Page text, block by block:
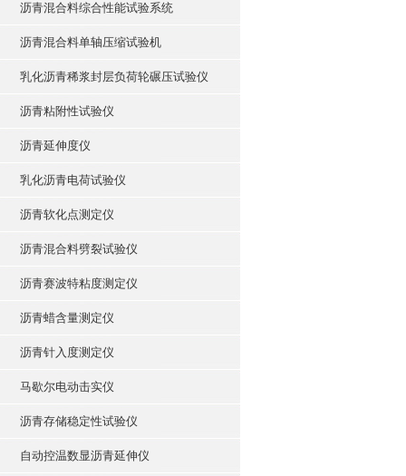
沥青混合料综合性能试验系统
沥青混合料单轴压缩试验机
乳化沥青稀浆封层负荷轮碾压试验仪
沥青粘附性试验仪
沥青延伸度仪
乳化沥青电荷试验仪
沥青软化点测定仪
沥青混合料劈裂试验仪
沥青赛波特粘度测定仪
沥青蜡含量测定仪
沥青针入度测定仪
马歇尔电动击实仪
沥青存储稳定性试验仪
自动控温数显沥青延伸仪